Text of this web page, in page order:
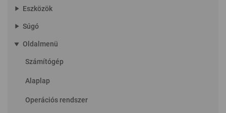
play_arrow Eszközök
play_arrow Súgó
play_arrow Oldalmenü
Számítógép
Alaplap
Operációs rendszer